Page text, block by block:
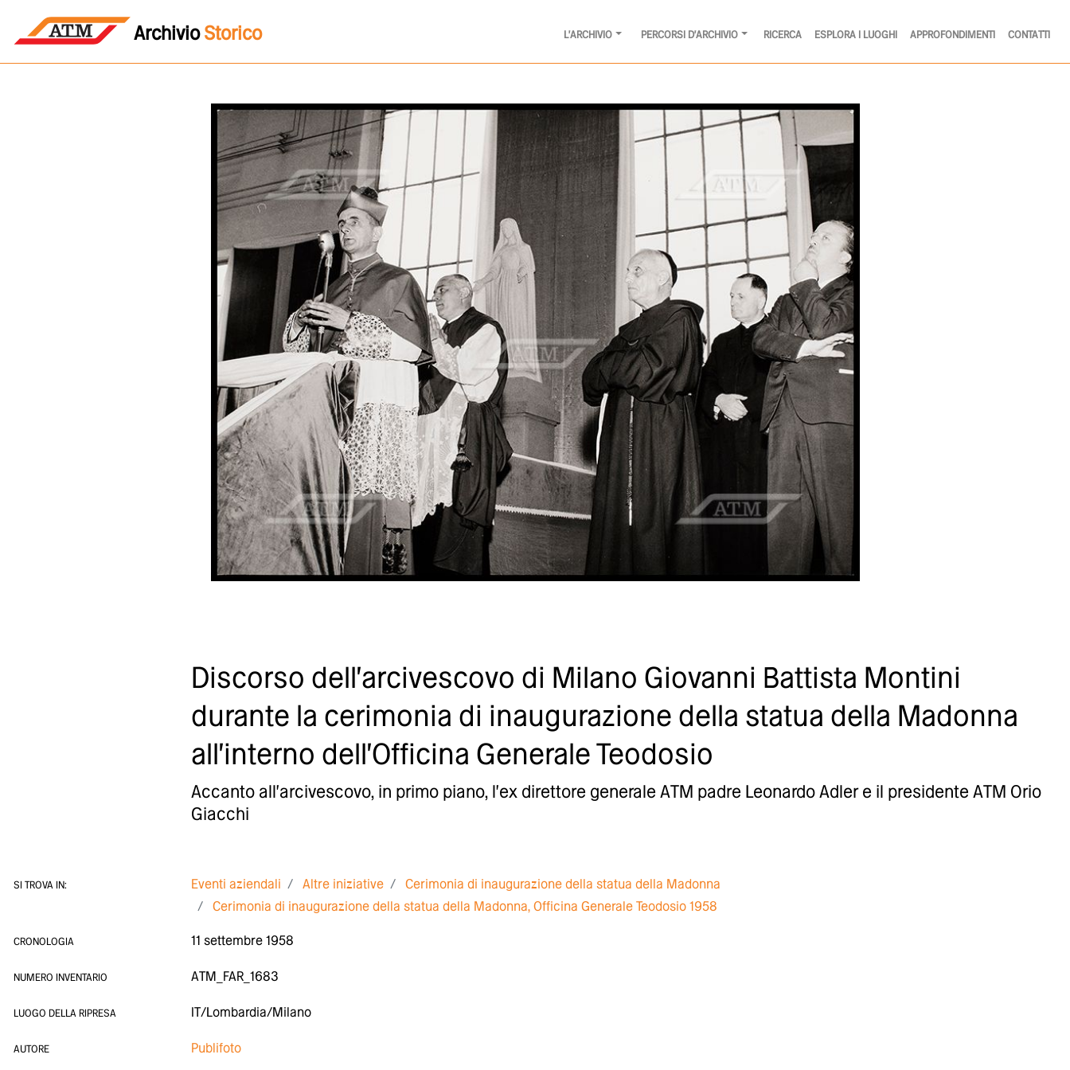
Archivio Storico L'ARCHIVIO PERCORSI D'ARCHIVIO RICERCA ESPLORA I LUOGHI APPROFONDIMENTI CONTATTI
Discorso dell'arcivescovo di Milano Giovanni Battista Montini
durante la cerimonia di inaugurazione della statua della Madonna
all'interno dell'Officina Generale Teodosio
Accanto all'arcivescovo, in primo piano, l'ex direttore generale ATM padre Leonardo Adler e il presidente ATM Orio
Giacchi
SI TROVA IN: Eventi aziendali Altre iniziative
Cerimonia di inaugurazione della statua della Madonna
Cerimonia di inaugurazione della statua della Madonna, Officina Generale Teodosio 1958
CRONOLOGIA 11 settembre 1958
NUMERO INVENTARIO ATM_FAR_1683
LUOGO DELLA RIPRESA IT/Lombardia/Milano
AUTORE Publifoto